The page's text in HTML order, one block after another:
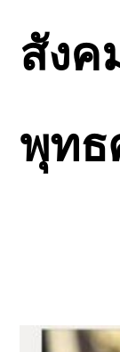
สังค
พุทธ